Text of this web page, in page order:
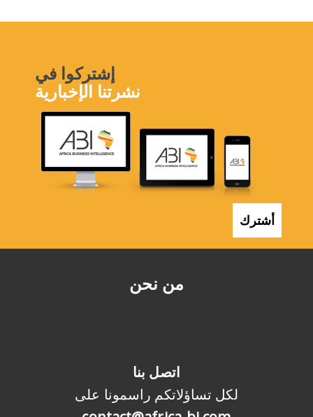
من نحن
اتصل بنا
لكل تساؤلاتكم راسمونا على
إشتركوا في
نشرتنا الإخبارية
أشترك